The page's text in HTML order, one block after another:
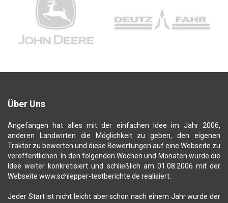
Über Uns
Angefangen hat alles mit der einfachen Idee im Jahr 2006,
anderen Landwirten die Möglichkeit zu geben, den eigenen
Traktor zu bewerten und diese Bewertungen auf eine Webseite zu
veröffentlichen. In den folgenden Wochen und Monaten wurde die
Idee weiter konkretisiert und schließlich am 01.08.2006 mit der
Webseite www.schlepper-testberichte.de realisiert.
Jeder Start ist nicht leicht aber schon nach einem Jahr wurde der